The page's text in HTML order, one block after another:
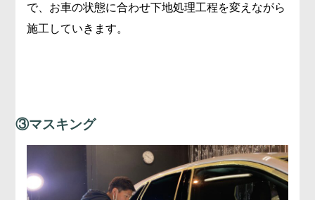
で、お車の状態に合わせ下地処理工程を変えながら
施工していきます。
③マスキング